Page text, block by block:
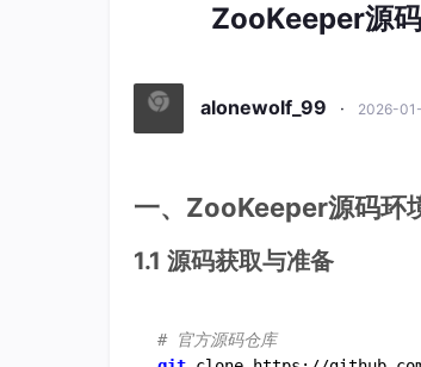
ZooKeeper源
alonewolf_99 · 2026-
一、ZooKeeper源码环
1.1 源码获取与准备
# 官方源码仓库